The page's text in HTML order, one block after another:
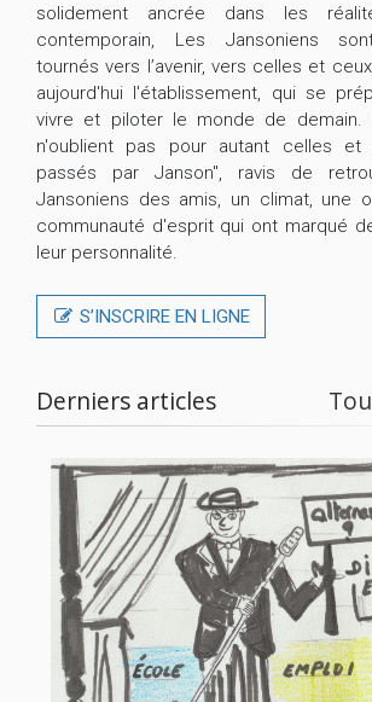
solidement ancrée dans les
contemporain, Les Jansoniens
tournés vers l’avenir, vers celles et
aujourd'hui l'établissement, qui se
vivre et piloter le monde de demain.
n'oublient pas pour autant celles
passés par Janson", ravis de
Jansoniens des amis, un climat, une
communauté d'esprit qui ont marqué
leur personnalité.
S’INSCRIRE EN LIGNE
Derniers articles